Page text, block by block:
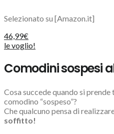
Selezionato su [Amazon.it]
46,99€
le voglio!
Comodini sospesi
Cosa succede quando si
comodino “sospeso”?
Che qualcuno pensa di
soffitto!